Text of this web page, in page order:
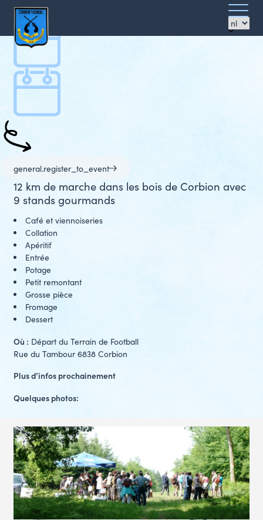
Ouvrir/
le
menu
Évènements de la région
[DE] Marche gourmande 2024
general.register_to_event
12 km de marche dans les bois de Corbion avec
9 stands gourmands
Café et viennoiseries
Collation
Apéritif
Entrée
Potage
Petit remontant
Grosse pièce
Fromage
Dessert
Où : Départ du Terrain de Football
Rue du Tambour 6838 Corbion
Plus d’infos prochainement
Quelques photos: